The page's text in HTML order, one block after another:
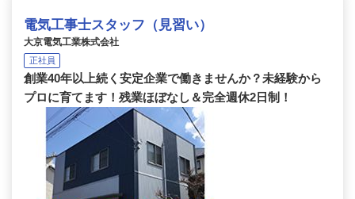
電気工事士スタッフ（見習い）
大京電気工業株式会社
正社員
創業40年以上続く安定企業で働きませんか？未経験から
プロに育てます！残業ほぼなし＆完全週休2日制！